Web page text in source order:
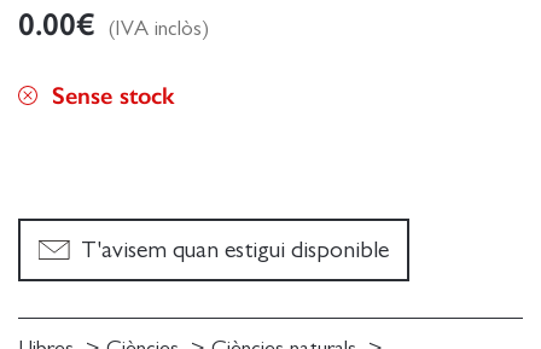
0.00€ (IVA inclòs)
Sense stock
T'avisem quan estigui disponible